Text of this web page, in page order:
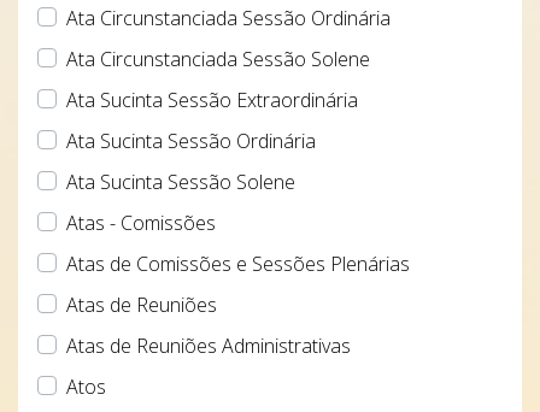
Ata Circunstanciada Sessão Ordinária
Ata Circunstanciada Sessão Solene
Ata Sucinta Sessão Extraordinária
Ata Sucinta Sessão Ordinária
Ata Sucinta Sessão Solene
Atas - Comissões
Atas de Comissões e Sessões Plenárias
Atas de Reuniões
Atas de Reuniões Administrativas
Atos